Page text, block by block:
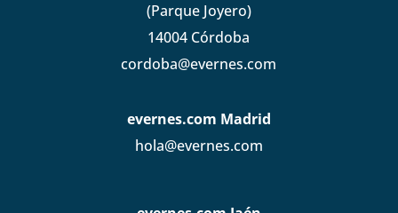
(Parque Joyero)
14004 Córdoba
cordoba@evernes.com
evernes.com Madrid
hola@evernes.com